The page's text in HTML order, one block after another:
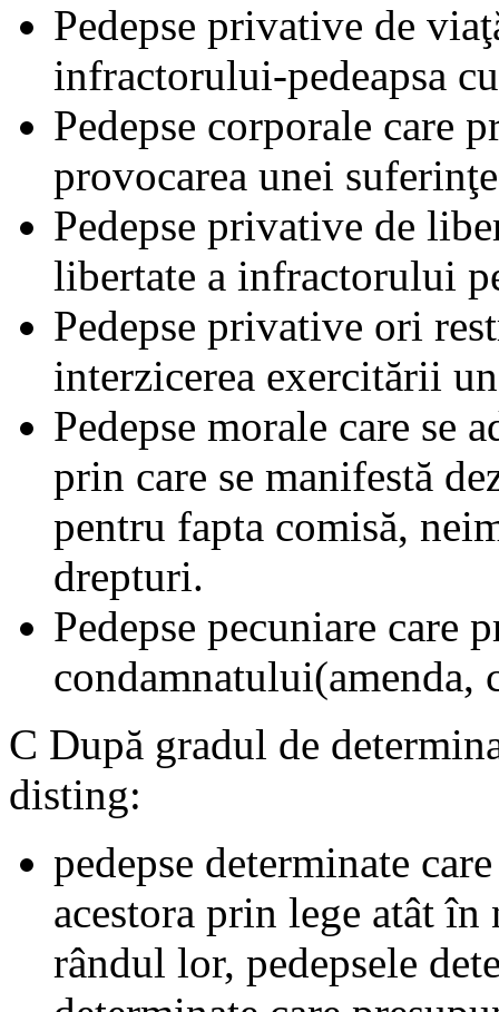
Pedepse privative de
infractorului-pedeapsa
Pedepse corporale care
provocarea unei
Pedepse privative de
libertate a infractorului
Pedepse privative ori
interzicerea exercitării
Pedepse morale care se
prin care se manifestă
pentru fapta comisă,
drepturi.
Pedepse pecuniare care
condamnatului(amenda,
C După gradul de
disting:
pedepse determinate
acestora prin lege atât
rândul lor, pedepsele